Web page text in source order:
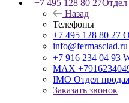
+7 495 128 80 27
Назад
Телефоны
+7 495 128 80 27
info@fermasclad.ru
+7 916 234 04 93
MAX
IMO Отдел
Заказать звонок